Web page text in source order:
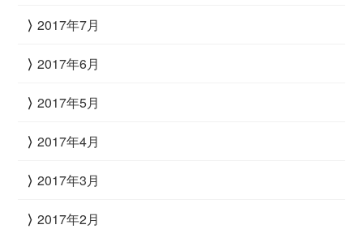
2017年7月
2017年6月
2017年5月
2017年4月
2017年3月
2017年2月